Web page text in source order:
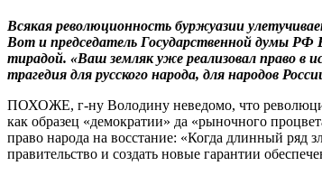
Всякая революционность буржуазии
Вот и председатель Государственной думы РФ
тирадой. «Ваш земляк уже реализовал право
трагедия для русского народа, для народов
ПОХОЖЕ, г-ну Володину неведомо, что
как образец «демократии» да «рыночного
право народа на восстание: «Когда длинный ряд
правительство и создать новые гарантии